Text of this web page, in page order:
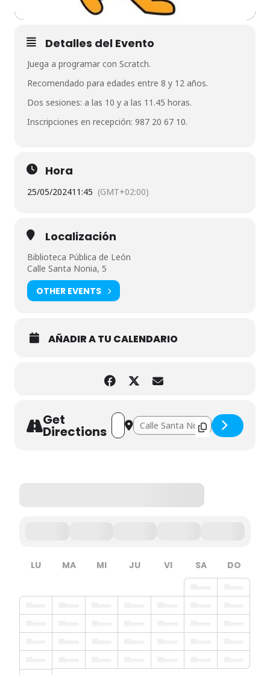
Detalles del Evento
Juega a programar con Scratch.
Recomendado para edades entre 8 y 12 años.
Dos sesiones: a las 10 y a las 11.45 horas.
Inscripciones en recepción: 987 20 67 10.
Hora
25/05/202411:45 (GMT+02:00)
Localización
Biblioteca Pública de León
Calle Santa Nonia, 5
OTHER EVENTS
AÑADIR A TU CALENDARIO
Get
Directions
Address - Juega a programar con
Destination Address - Juega a
LU MA MI JU VI SA DO